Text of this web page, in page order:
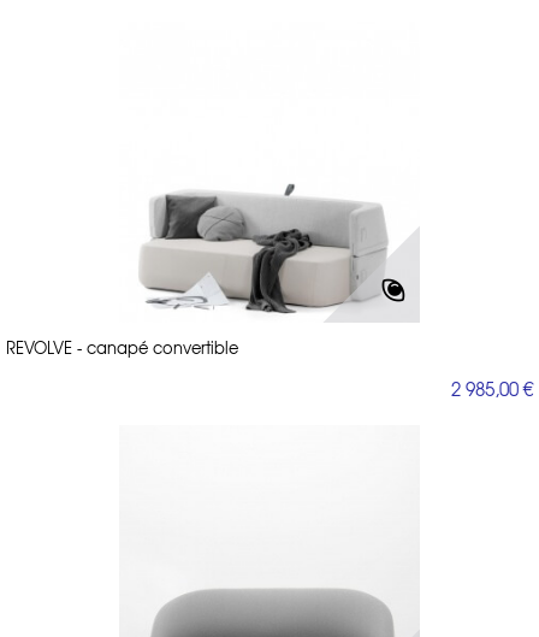
REVOLVE - canapé convertible
2 985,00 €